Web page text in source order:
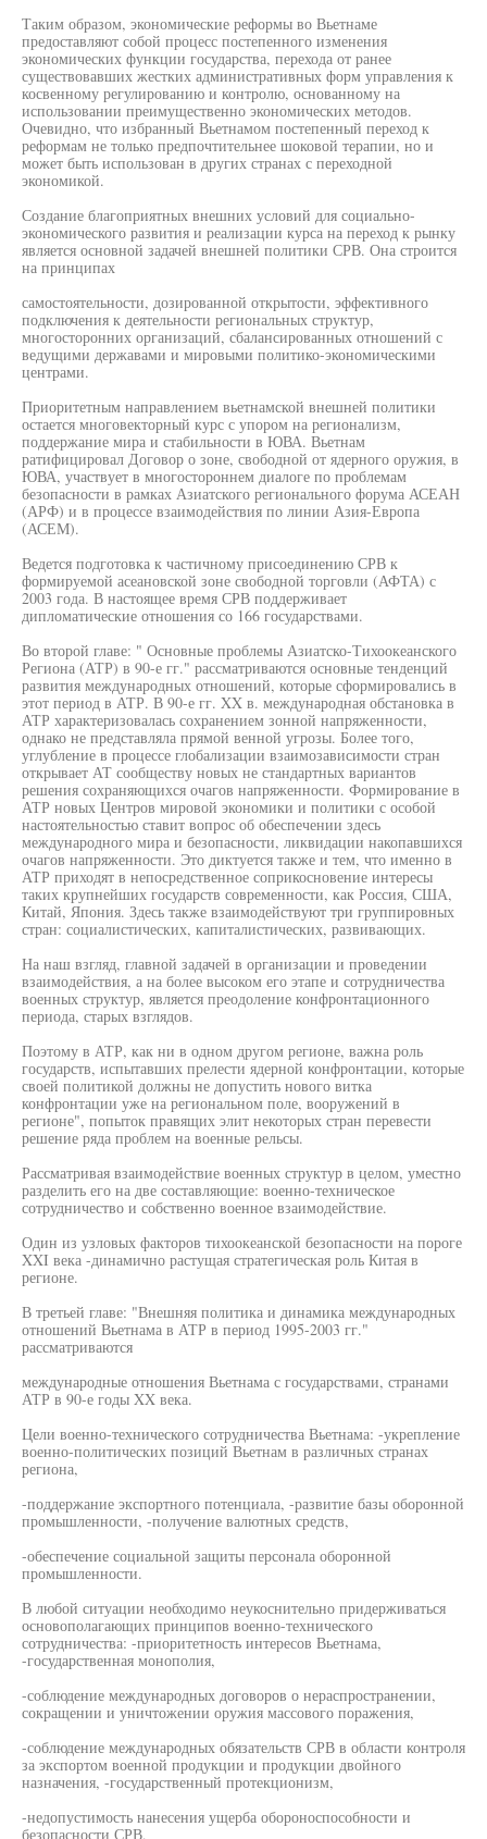
Таким образом, экономические реформы во Вьетнаме
предоставляют собой процесс постепенного изменения
экономических функции государства, перехода от ранее
существовавших жестких административных форм управления к
косвенному регулированию и контролю, основанному на
использовании преимущественно экономических методов.
Очевидно, что избранный Вьетнамом постепенный переход к
реформам не только предпочтительнее шоковой терапии, но и
может быть использован в других странах с переходной
экономикой.
Создание благоприятных внешних условий для социально-
экономического развития и реализации курса на переход к рынку
является основной задачей внешней политики СРВ. Она строится
на принципах
самостоятельности, дозированной открытости, эффективного
подключения к деятельности региональных структур,
многосторонних организаций, сбалансированных отношений с
ведущими державами и мировыми политико-экономическими
центрами.
Приоритетным направлением вьетнамской внешней политики
остается многовекторный курс с упором на регионализм,
поддержание мира и стабильности в ЮВА. Вьетнам
ратифицировал Договор о зоне, свободной от ядерного оружия, в
ЮВА, участвует в многостороннем диалоге по проблемам
безопасности в рамках Азиатского регионального форума АСЕАН
(АРФ) и в процессе взаимодействия по линии Азия-Европа
(АСЕМ).
Ведется подготовка к частичному присоединению СРВ к
формируемой асеановской зоне свободной торговли (АФТА) с
2003 года. В настоящее время СРВ поддерживает
дипломатические отношения со 166 государствами.
Во второй главе: " Основные проблемы Азиатско-Тихоокеанского
Региона (АТР) в 90-е гг." рассматриваются основные тенденций
развития международных отношений, которые сформировались в
этот период в АТР. В 90-е гг. XX в. международная обстановка в
АТР характеризовалась сохранением зонной напряженности,
однако не представляла прямой венной угрозы. Более того,
углубление в процессе глобализации взаимозависимости стран
открывает АТ сообществу новых не стандартных вариантов
решения сохраняющихся очагов напряженности. Формирование в
АТР новых Центров мировой экономики и политики с особой
настоятельностью ставит вопрос об обеспечении здесь
международного мира и безопасности, ликвидации накопавшихся
очагов напряженности. Это диктуется также и тем, что именно в
АТР приходят в непосредственное соприкосновение интересы
таких крупнейших государств современности, как Россия, США,
Китай, Япония. Здесь также взаимодействуют три группировных
стран: социалистических, капиталистических, развивающих.
На наш взгляд, главной задачей в организации и проведении
взаимодействия, а на более высоком его этапе и сотрудничества
военных структур, является преодоление конфронтационного
периода, старых взглядов.
Поэтому в АТР, как ни в одном другом регионе, важна роль
государств, испытавших прелести ядерной конфронтации, которые
своей политикой должны не допустить нового витка
конфронтации уже на региональном поле, вооружений в
регионе", попыток правящих элит некоторых стран перевести
решение ряда проблем на военные рельсы.
Рассматривая взаимодействие военных структур в целом, уместно
разделить его на две составляющие: военно-техническое
сотрудничество и собственно военное взаимодействие.
Один из узловых факторов тихоокеанской безопасности на пороге
XXI века -динамично растущая стратегическая роль Китая в
регионе.
В третьей главе: "Внешняя политика и динамика международных
отношений Вьетнама в АТР в период 1995-2003 гг."
рассматриваются
международные отношения Вьетнама с государствами, странами
АТР в 90-е годы XX века.
Цели военно-технического сотрудничества Вьетнама: -укрепление
военно-политических позиций Вьетнам в различных странах
региона,
-поддержание экспортного потенциала, -развитие базы оборонной
промышленности, -получение валютных средств,
-обеспечение социальной защиты персонала оборонной
промышленности.
В любой ситуации необходимо неукоснительно придерживаться
основополагающих принципов военно-технического
сотрудничества: -приоритетность интересов Вьетнама,
-государственная монополия,
-соблюдение международных договоров о нераспространении,
сокращении и уничтожении оружия массового поражения,
-соблюдение международных обязательств СРВ в области контроля
за экспортом военной продукции и продукции двойного
назначения, -государственный протекционизм,
-недопустимость нанесения ущерба обороноспособности и
безопасности СРВ,